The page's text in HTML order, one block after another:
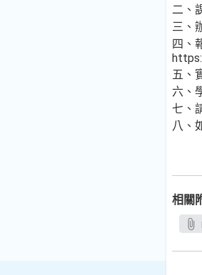
二、
三、
四、
五、
六、
七、
八、
相關